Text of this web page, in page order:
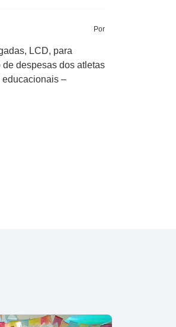
Por
LCD, para
despesas dos atletas
educacionais –